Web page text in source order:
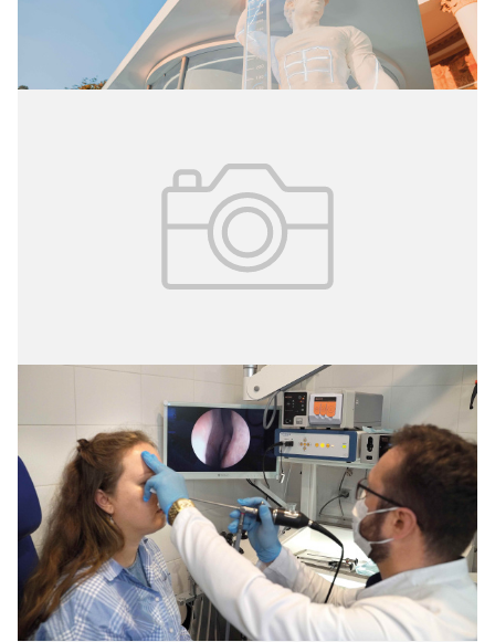
Управлять своим возрастом
«Умная госпитализация» в помощь
врачам и пациентам
Регистрационное свидетельство ПИ № ФС 77 – 71880
от 13 декабря 2017 г.
Выдано Федеральной службой по надзору в сфере